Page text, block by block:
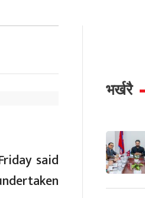
said
भर्खरै